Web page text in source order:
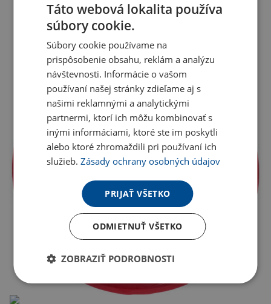
Táto webová lokalita používa
súbory cookie.
Súbory cookie používame na
prispôsobenie obsahu, reklám a analýzu
návštevnosti. Informácie o vašom
používaní našej stránky zdieľame aj s
našimi reklamnými a analytickými
partnermi, ktorí ich môžu kombinovať s
inými informáciami, ktoré ste im poskytli
alebo ktoré zhromaždili pri používaní ich
služieb.Zásady ochrany osobných údajov
PRIJAŤ VŠETKO
ODMIETNUŤ VŠETKO
ZOBRAZIŤ PODROBNOSTI